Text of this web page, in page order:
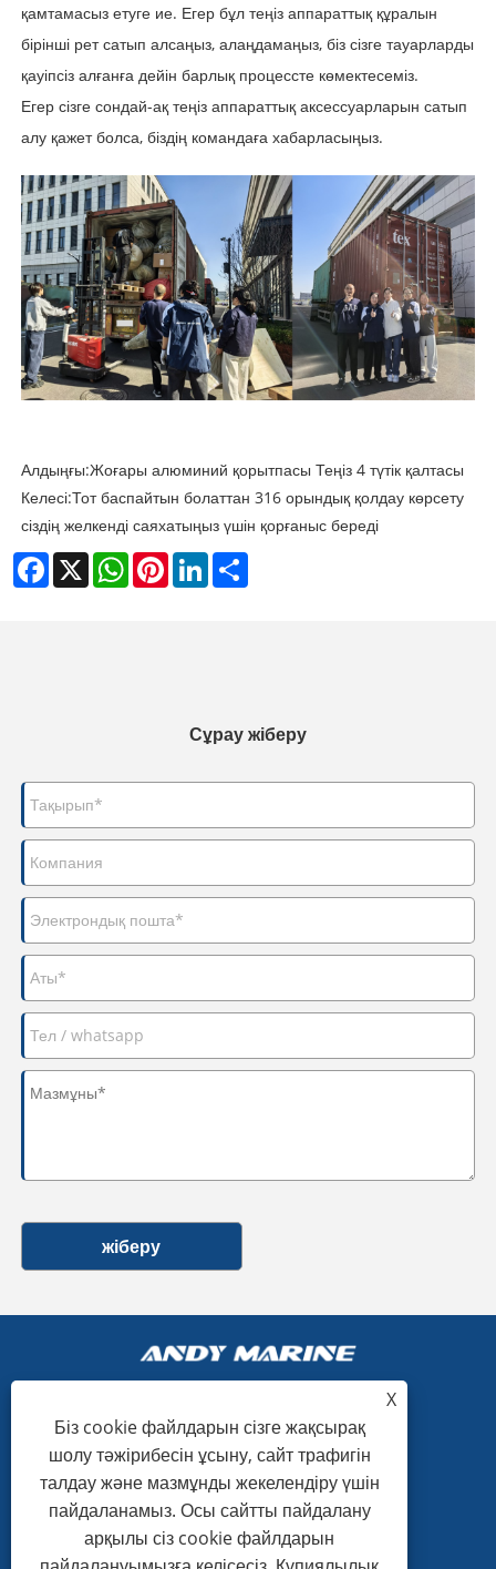
қамтамасыз етуге ие. Егер бұл теңіз аппараттық құралын
бірінші рет сатып алсаңыз, алаңдамаңыз, біз сізге тауарларды
қауіпсіз алғанға дейін барлық процессте көмектесеміз.
Егер сізге сондай-ақ теңіз аппараттық аксессуарларын сатып
алу қажет болса, біздің командаға хабарласыңыз.
Алдыңғы:Жоғары алюминий қорытпасы Теңіз 4 түтік қалтасы
Келесі:Тот баспайтын болаттан 316 орындық қолдау көрсету
сіздің желкенді саяхатыңыз үшін қорғаныс береді
Facebook
X WhatsAppPinterestLinkedIn
Сұрау жіберу
жіберу
+86-15865772126
andy@hardwaremarine.com
X
Біз cookie файлдарын сізге жақсырақ
шолу тәжірибесін ұсыну, сайт трафигін
талдау және мазмұнды жекелендіру үшін
пайдаланамыз. Осы сайтты пайдалану
арқылы сіз cookie файлдарын